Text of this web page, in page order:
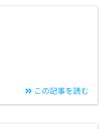
この記事を読む